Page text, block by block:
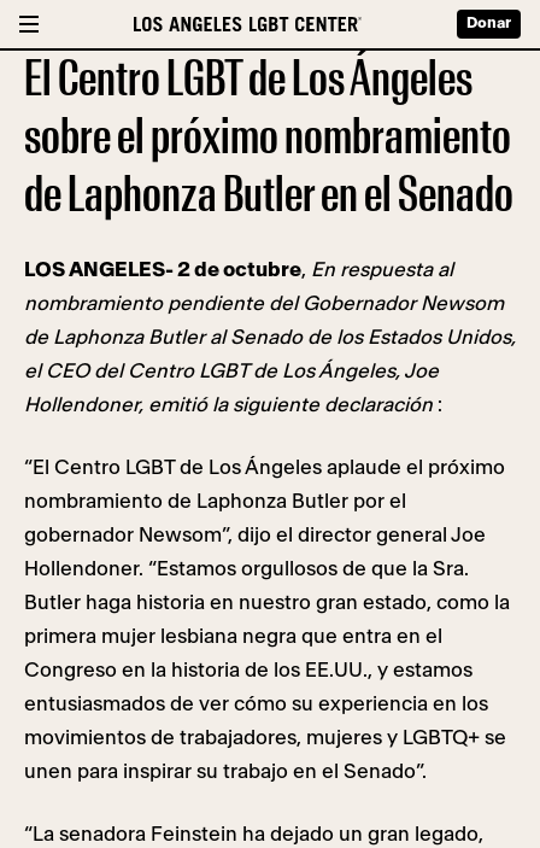
Donar
El Centro LGBT de Los Ángeles
sobre el próximo nombramiento
de Laphonza Butler en el Senado
LOS ANGELES- 2 de octubre, En respuesta al
nombramiento pendiente del Gobernador Newsom
de Laphonza Butler al Senado de los Estados Unidos,
el CEO del Centro LGBT de Los Ángeles, Joe
Hollendoner, emitió la siguiente declaración :
“El Centro LGBT de Los Ángeles aplaude el próximo
nombramiento de Laphonza Butler por el
gobernador Newsom”, dijo el director general Joe
Hollendoner. “Estamos orgullosos de que la Sra.
Butler haga historia en nuestro gran estado, como la
primera mujer lesbiana negra que entra en el
Congreso en la historia de los EE.UU., y estamos
entusiasmados de ver cómo su experiencia en los
movimientos de trabajadores, mujeres y LGBTQ+ se
unen para inspirar su trabajo en el Senado”.
“La senadora Feinstein ha dejado un gran legado,